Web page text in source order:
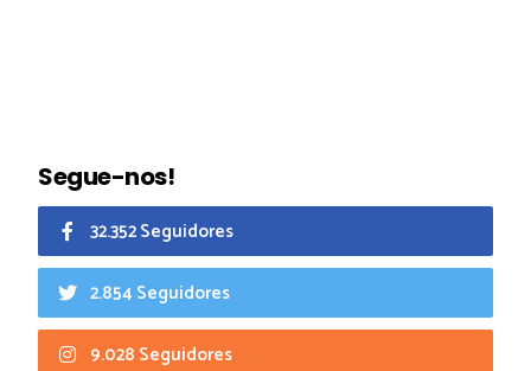
Segue-nos!
32.352 Seguidores
2.854 Seguidores
9.028 Seguidores